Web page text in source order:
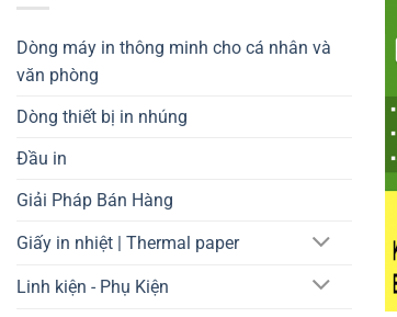
Dòng máy in thông minh cho cá nhân và
văn phòng
Dòng thiết bị in nhúng
Đầu in
Giải Pháp Bán Hàng
Giấy in nhiệt | Thermal paper
Linh kiện - Phụ Kiện